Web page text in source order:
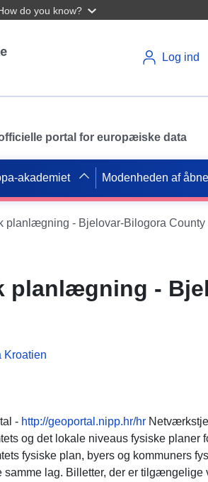
do you know?
Log ind
portal for europæiske data
akademiet Modenheden af
planlægning - Bjelovar-Bilogora County
planlægning -
Kroatien
- http://geoportal.nipp.hr/hr
og det lokale niveaus fysiske planer
fysiske plan, byers og kommuners
lag. Billetter, der er tilgængelige